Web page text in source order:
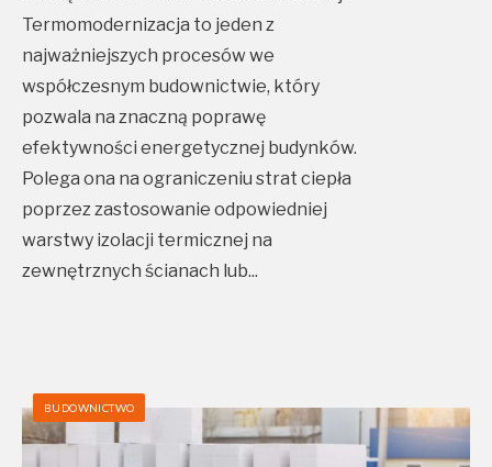
Termomodernizacja to jeden z
najważniejszych procesów we
współczesnym budownictwie, który
pozwala na znaczną poprawę
efektywności energetycznej budynków.
Polega ona na ograniczeniu strat ciepła
poprzez zastosowanie odpowiedniej
warstwy izolacji termicznej na
zewnętrznych ścianach lub...
BUDOWNICTWO